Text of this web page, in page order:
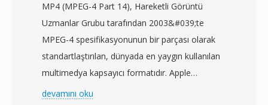
düzeltme, ölçeklenebilir bit hızı desteği ve
dosyanın tamamını indirmeden akış içinde
arama yapabilme gibi özellikleri bünyesinde
barındırır. ASF dosyaları; meta veri içeren bir
başlık nesnesi, gerçek medya içeriğini barındıran
bir veri nesnesi ve verimli rastgele erişim
MP4 (MPEG-4 Part 14), Hareketli Görüntü
Uzmanlar Grubu tarafından 2003&#039;te
MPEG-4 spesifikasyonunun bir parçası olarak
standartlaştırılan, dünyada en yaygın kullanılan
multimedya kapsayıcı formatıdır. Apple
QuickTime kapsayıcısından evrilen ISO temel
devamını oku